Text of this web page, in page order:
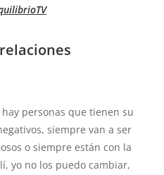
personas que tienen su
siempre van a ser
o siempre están con la
yo no los puedo cambiar,